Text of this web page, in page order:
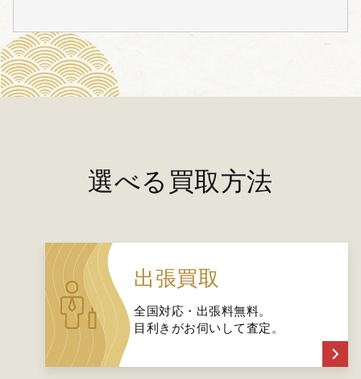
選べる買取方法
出張買取
全国対応・出張料無料。
目利きがお伺いして査定。